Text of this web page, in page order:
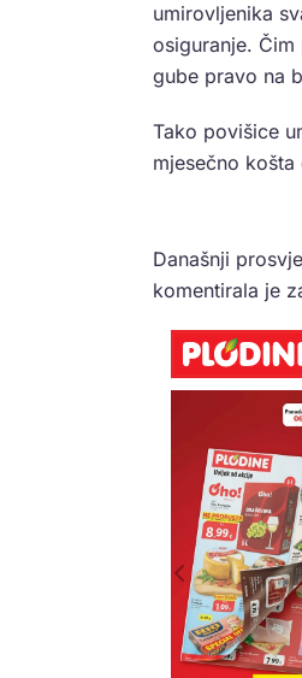
umirovljenika
osiguranje. Čim
gube pravo na
Tako povišice
mjesečno
Današnji
komentirala je